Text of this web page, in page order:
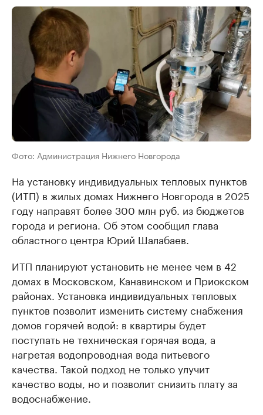
Фото: Администрация Нижнего Новгорода
На установку индивидуальных тепловых пунктов
(ИТП) в жилых домах Нижнего Новгорода в 2025
году направят более 300 млн руб. из бюджетов
города и региона. Об этом сообщил глава
областного центра Юрий Шалабаев.
ИТП планируют установить не менее чем в 42
домах в Московском, Канавинском и Приокском
районах. Установка индивидуальных тепловых
пунктов позволит изменить систему снабжения
домов горячей водой: в квартиры будет
поступать не техническая горячая вода, а
нагретая водопроводная вода питьевого
качества. Такой подход не только улучит
качество воды, но и позволит снизить плату за
водоснабжение.